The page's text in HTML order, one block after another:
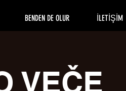
BENDEN DE OLUR İLETİŞİM
VEČE